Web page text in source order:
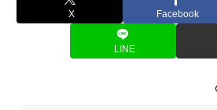
X Facebook
LINE